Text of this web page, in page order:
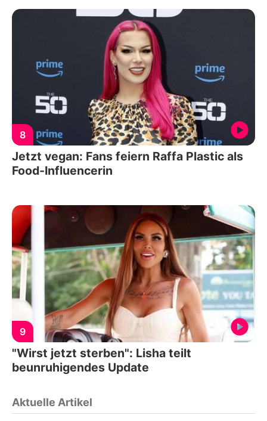
8
Jetzt vegan: Fans feiern Raffa Plastic als
Food-Influencerin
9
"Wirst jetzt sterben": Lisha teilt
beunruhigendes Update
Aktuelle Artikel